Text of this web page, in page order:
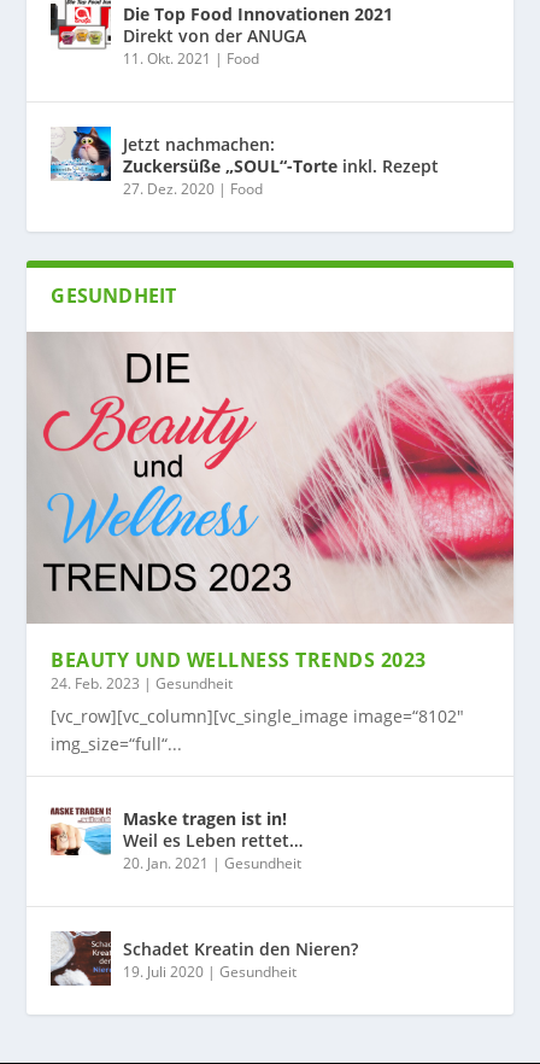
Die Top Food Innovationen 2021
Direkt von der ANUGA
11. Okt. 2021 | Food
Jetzt nachmachen:
Zuckersüße „SOUL“-Torte inkl. Rezept
27. Dez. 2020 | Food
GESUNDHEIT
BEAUTY UND WELLNESS TRENDS 2023
24. Feb. 2023 |Gesundheit
[vc_row][vc_column][vc_single_image image=“8102″
img_size=“full“...
Maske tragen ist in!
Weil es Leben rettet…
20. Jan. 2021 |Gesundheit
Schadet Kreatin den Nieren?
19. Juli 2020 |Gesundheit